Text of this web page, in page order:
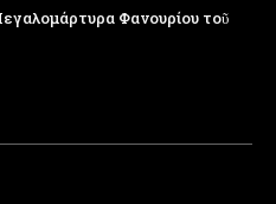
Φανουρίου τοῦ